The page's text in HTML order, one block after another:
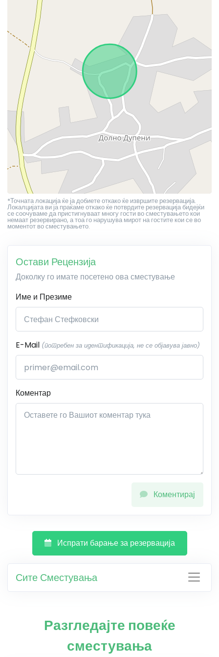
*Точната локација ќе ја добиете откако ќе извршите резервација.
Локалцијата ви ја праќаме откако ќе потврдите резервација бидејќи
се соочуваме да пристигнуваат многу гости во сместувањето кои
немаат резервирано, а тоа го нарушува мирот на гостите кои се во
моментот во сместувањето.
Остави Рецензија
Доколку го имате посетено ова сместување
Име и Презиме
E-Mail (потребен за идентификација, не се објавува јавно)
Коментар
Коментирај
Испрати барање за резервација
Сите Сместувања
Разгледајте повеќе
сместувања